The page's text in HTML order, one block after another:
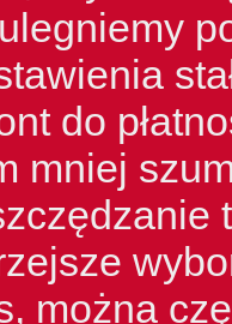
do
mniej
można